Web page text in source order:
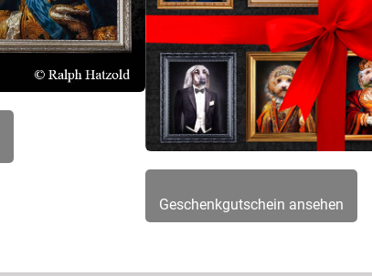
Geschenkgutschein ansehen